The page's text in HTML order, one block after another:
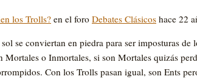
los Trolls? en el foro Debates Clásicos hace 22
se conviertan en piedra para ser imposturas de
Mortales o Inmortales, si son Mortales quizás
Con los Trolls pasan igual, son Ents